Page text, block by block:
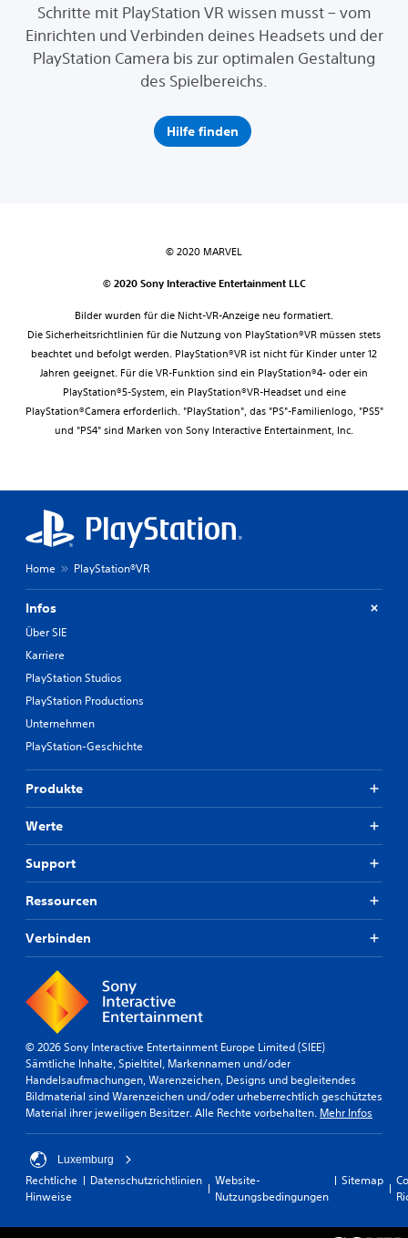
Schritte mit PlayStation VR wissen musst – vom
Einrichten und Verbinden deines Headsets und der
PlayStation Camera bis zur optimalen Gestaltung
des Spielbereichs.
Hilfe finden
© 2020 MARVEL
© 2020 Sony Interactive Entertainment LLC
Bilder wurden für die Nicht-VR-Anzeige neu formatiert.
Die Sicherheitsrichtlinien für die Nutzung von PlayStation®VR müssen stets
beachtet und befolgt werden. PlayStation®VR ist nicht für Kinder unter 12
Jahren geeignet. Für die VR-Funktion sind ein PlayStation®4- oder ein
PlayStation®5-System, ein PlayStation®VR-Headset und eine
PlayStation®Camera erforderlich. "PlayStation", das "PS"-Familienlogo, "PS5"
und "PS4" sind Marken von Sony Interactive Entertainment, Inc.
Home PlayStation®VR
Infos
Über SIE
Karriere
PlayStation Studios
PlayStation Productions
Unternehmen
PlayStation-Geschichte
Produkte
Werte
Support
Ressourcen
Verbinden
© 2026 Sony Interactive Entertainment Europe Limited (SIEE)
Sämtliche Inhalte, Spieltitel, Markennamen und/oder
Handelsaufmachungen, Warenzeichen, Designs und begleitendes
Bildmaterial sind Warenzeichen und/oder urheberrechtlich geschütztes
Material ihrer jeweiligen Besitzer. Alle Rechte vorbehalten. Mehr Infos
Luxemburg
Rechtliche
Hinweise
Datenschutzrichtlinien
Website-
Nutzungsbedingungen
Sitemap